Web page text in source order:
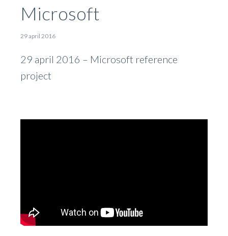
Microsoft
29 april 2016
29 april 2016 – Microsoft reference
project